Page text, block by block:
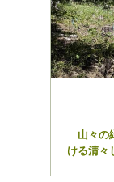
山々の
ける清々